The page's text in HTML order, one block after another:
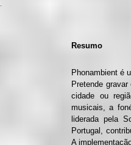
Resumo
Phonambient é
Pretende
cidade ou
musicais, a
liderada pela
Portugal,
A